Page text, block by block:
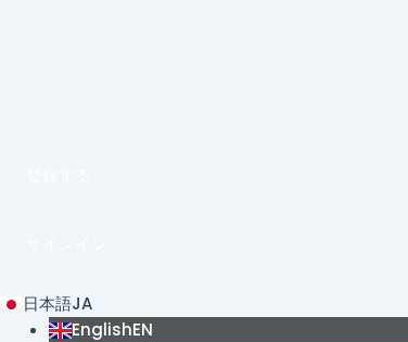
日本語JA
EnglishEN